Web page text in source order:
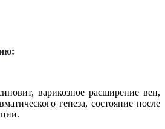
варикозное расширение вен,
генеза, состояние после